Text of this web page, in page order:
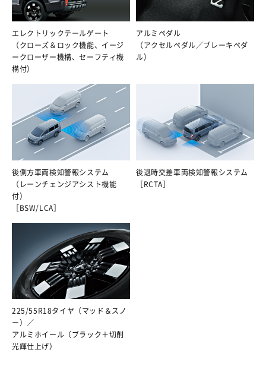
エレクトリックテールゲート
（クローズ＆ロック機能、イージ
ークローザー機構、セーフティ機
構付）
アルミペダル
（アクセルペダル／ブレーキペダ
ル）
後側方車両検知警報システム
（レーンチェンジアシスト機能
付）
［BSW/LCA］
後退時交差車両検知警報システム
［RCTA］
225/55R18タイヤ（マッド＆スノ
ー）／
アルミホイール（ブラック＋切削
光輝仕上げ）